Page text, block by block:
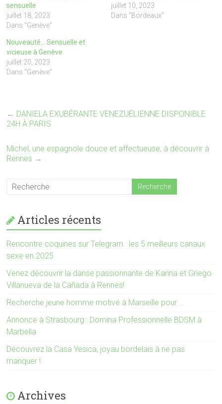
a
g
e
u
r
T
w
i
t
u
v
r
n
s
u
n
o
l
e
e
n
ê
t
e
)
g
e
r
u
r
F
a
c
e
o
u
v
a
n
l
l
f
e
n
ê
r
e
)
sensuelle
juillet 18, 2023
Dans "Genève"
juillet 10, 2023
Dans "Bordeaux"
Nouveauté… Sensuelle et
vicieuse à Genève
juillet 20, 2023
Dans "Genève"
← DANIELA EXUBÉRANTE VENEZUÉLIENNE DISPONIBLE
24H À PARIS
Michel, une espagnole douce et affectueuse, à découvrir à
Rennes →
Articles récents
Rencontre coquines sur Telegram : les 5 meilleurs canaux
sexe en 2025
Venez découvrir la danse passionnante de Karina et Griego
Villanueva de la Cañada à Rennes!
Recherche jeune homme motivé à Marseille pour …
Annonce à Strasbourg : Domina Professionnelle BDSM à
Marbella
Découvrez la Casa Yesica, joyau bordelais à ne pas
manquer !
Archives